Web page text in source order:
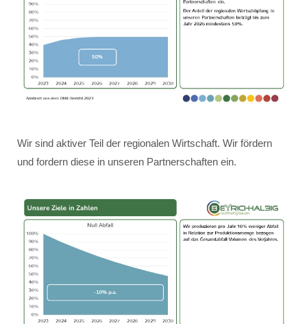
Wir sind aktiver Teil der regionalen Wirtschaft. Wir fördern
und fordern diese in unseren Partnerschaften ein.